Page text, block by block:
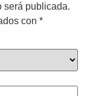
será publicada.
con *